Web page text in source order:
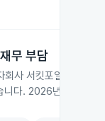
무 부담
사 서킷포일룩셈부
다. 2026년 2분기에